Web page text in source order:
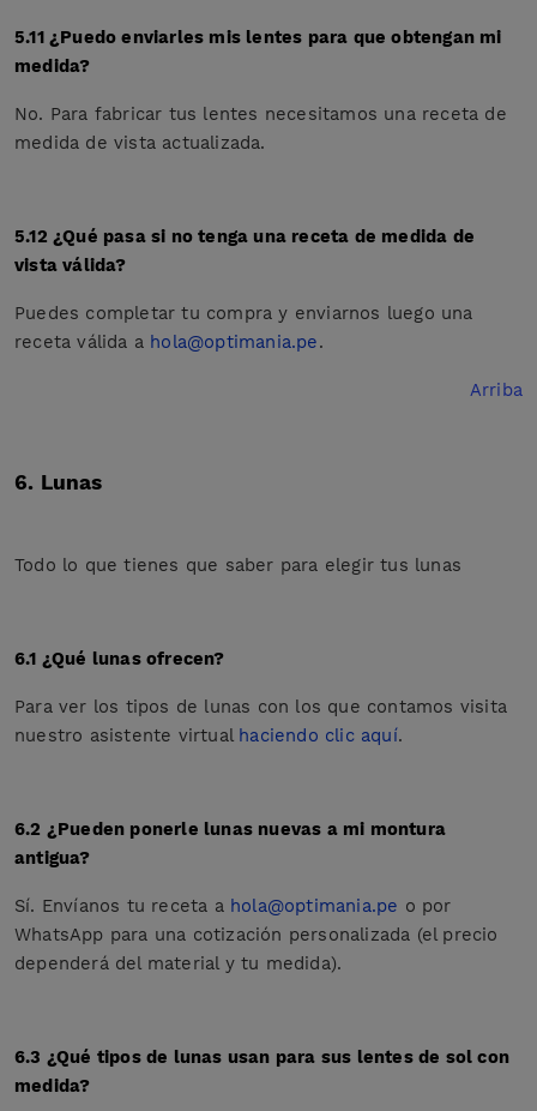
5.11 ¿Puedo enviarles mis lentes para que obtengan mi
medida?
No. Para fabricar tus lentes necesitamos una receta de
medida de vista actualizada.
5.12 ¿Qué pasa si no tenga una receta de medida de
vista válida?
Puedes completar tu compra y enviarnos luego una
receta válida a hola@optimania.pe.
Arriba
6. Lunas
Todo lo que tienes que saber para elegir tus lunas
6.1 ¿Qué lunas ofrecen?
Para ver los tipos de lunas con los que contamos visita
nuestro asistente virtual haciendo clic aquí.
6.2 ¿Pueden ponerle lunas nuevas a mi montura
antigua?
Sí. Envíanos tu receta a hola@optimania.pe o por
WhatsApp para una cotización personalizada (el precio
dependerá del material y tu medida).
6.3 ¿Qué tipos de lunas usan para sus lentes de sol con
medida?